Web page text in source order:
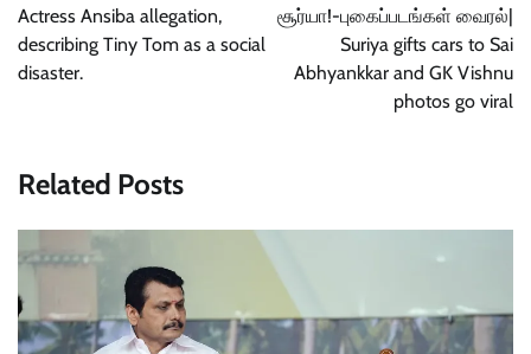
Actress Ansiba allegation,
describing Tiny Tom as a social
disaster.
சூர்யா!-புகைப்படங்கள் வைரல்|
Suriya gifts cars to Sai
Abhyankkar and GK Vishnu
photos go viral
Related Posts